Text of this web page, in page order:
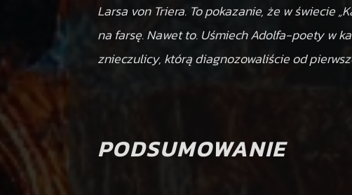
Larsa von Triera. To pokazanie, że w świecie
na farsę. Nawet to. Uśmiech Adolfa-poety w
znieczulicy, którą diagnozowaliście od
PODSUMOWANIE